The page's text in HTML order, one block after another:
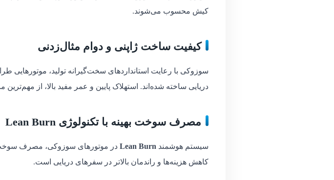
کیش محسوب می‌شوند.
کیفیت ساخت ژاپنی و دوام مثال‌زدنی
سوزوکی با رعایت استانداردهای سخت‌گیرانه تولید،
دریایی ساخته شده‌اند. استهلاک پایین و عمر مفید بالا، از
مصرف سوخت بهینه با تکنولوژی Lean Burn
سیستم هوشمند Lean Burn در موتورهای سوزوکی، مصرف سوخت
کاهش هزینه‌ها و راندمان بالاتر در سفرهای دریایی است.